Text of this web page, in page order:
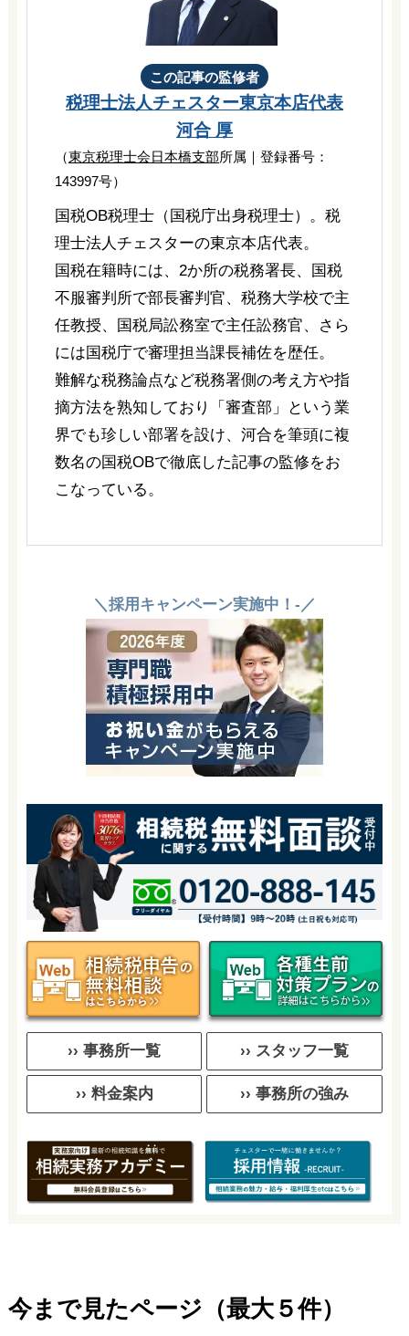
この記事の監修者
税理士法人チェスター東京本店代表
河合 厚
（東京税理士会日本橋支部所属｜登録番号：
143997号）
国税OB税理士（国税庁出身税理士）。税
理士法人チェスターの東京本店代表。
国税在籍時には、2か所の税務署長、国税
不服審判所で部長審判官、税務大学校で主
任教授、国税局訟務室で主任訟務官、さら
には国税庁で審理担当課長補佐を歴任。
難解な税務論点など税務署側の考え方や指
摘方法を熟知しており「審査部」という業
界でも珍しい部署を設け、河合を筆頭に複
数名の国税OBで徹底した記事の監修をお
こなっている。
＼採用キャンペーン実施中！-／
›› 事務所一覧 ›› スタッフ一覧
›› 料金案内 ›› 事務所の強み
今まで見たページ（最大５件）